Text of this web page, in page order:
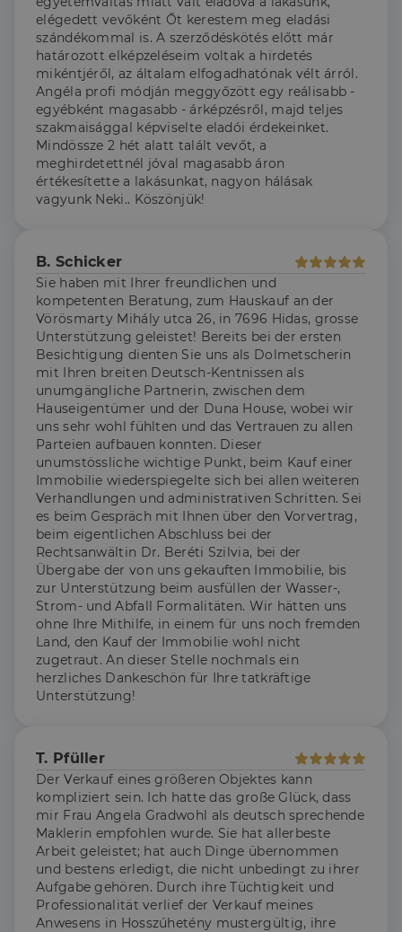
elégedett vevőként Őt kerestem meg eladási
szándékommal is. A szerződéskötés előtt már
határozott elképzeléseim voltak a hirdetés
mikéntjéről, az általam elfogadhatónak vélt árról.
Angéla profi módján meggyőzött egy reálisabb -
egyébként magasabb - árképzésről, majd teljes
szakmaisággal képviselte eladói érdekeinket.
Mindössze 2 hét alatt talált vevőt, a
meghirdetettnél jóval magasabb áron
értékesítette a lakásunkat, nagyon hálásak
vagyunk Neki.. Köszönjük!
B. Schicker
Sie haben mit Ihrer freundlichen und
kompetenten Beratung, zum Hauskauf an der
Vörösmarty Mihály utca 26, in 7696 Hidas, grosse
Unterstützung geleistet! Bereits bei der ersten
Besichtigung dienten Sie uns als Dolmetscherin
mit Ihren breiten Deutsch-Kentnissen als
unumgängliche Partnerin, zwischen dem
Hauseigentümer und der Duna House, wobei wir
uns sehr wohl fühlten und das Vertrauen zu allen
Parteien aufbauen konnten. Dieser
unumstössliche wichtige Punkt, beim Kauf einer
Immobilie wiederspiegelte sich bei allen weiteren
Verhandlungen und administrativen Schritten. Sei
es beim Gespräch mit Ihnen über den Vorvertrag,
beim eigentlichen Abschluss bei der
Rechtsanwältin Dr. Beréti Szilvia, bei der
Übergabe der von uns gekauften Immobilie, bis
zur Unterstützung beim ausfüllen der Wasser-,
Strom- und Abfall Formalitäten. Wir hätten uns
ohne Ihre Mithilfe, in einem für uns noch fremden
Land, den Kauf der Immobilie wohl nicht
zugetraut. An dieser Stelle nochmals ein
herzliches Dankeschön für Ihre tatkräftige
Unterstützung!
T. Pfüller
Der Verkauf eines größeren Objektes kann
kompliziert sein. Ich hatte das große Glück, dass
mir Frau Angela Gradwohl als deutsch sprechende
Maklerin empfohlen wurde. Sie hat allerbeste
Arbeit geleistet; hat auch Dinge übernommen
und bestens erledigt, die nicht unbedingt zu ihrer
Aufgabe gehören. Durch ihre Tüchtigkeit und
Professionalität verlief der Verkauf meines
Anwesens in Hosszúhetény mustergültig, ihre
_ga
Google LLC
.dh.hu
1 év 1
hónap
Ez a cookie-név
társítva van a Google
Universal Analytics-
hez - amely jelentős
frissítés a Google
által leggyakrabban
használt elemzési
szolgáltatáshoz. Ez a
süti az egyedi
felhasználók
hozzárendelésével
jelentések látogatói,
munkamenet- és
kiszámítására
amelyet a
végfelhasználó
láthatott,
mielőtt
meglátogatta
az említett
weboldalt.
bcookie
Microsoft
Corporation
.linkedin.com
1 év
Ez egy
Microsoft MSN
első féltől
sütik, amely a
weboldal
tartalmának
szolgál.
_fbp
Meta Platform
Inc.
.dh.hu
2
hónap
4 hét
A Facebook
egy sor olyan
reklámtermék
szállítására
használja,
mint például
valós idejű
ajánlattétel
harmadik fél
hirdetőitől
_gcl_au
Google LLC
.dh.hu
2
hónap
4 hét
Ezt a cookie-t
információkat
szolgáltat
arról, hogy a
végfelhasználó
hogyan
minden olyan
reklámról,
amelyet a
végfelhasználó
láthatott,
mielőtt
meglátogatta
az említett
weboldalt.